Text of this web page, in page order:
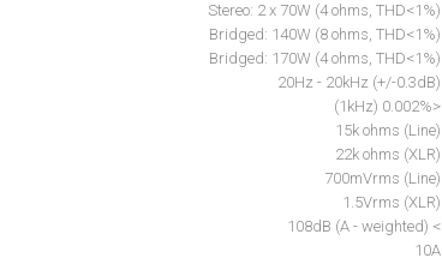
Stereo: 2 x 70W (4 ohms, THD<1%)
Bridged: 140W (8 ohms, THD<1%)
Bridged: 170W (4 ohms, THD<1%)
20Hz - 20kHz (+/-0.3dB)
<0.002% (1kHz)
15k ohms (Line)
22k ohms (XLR)
700mVrms (Line)
1.5Vrms (XLR)
> 108dB (A - weighted)
10A